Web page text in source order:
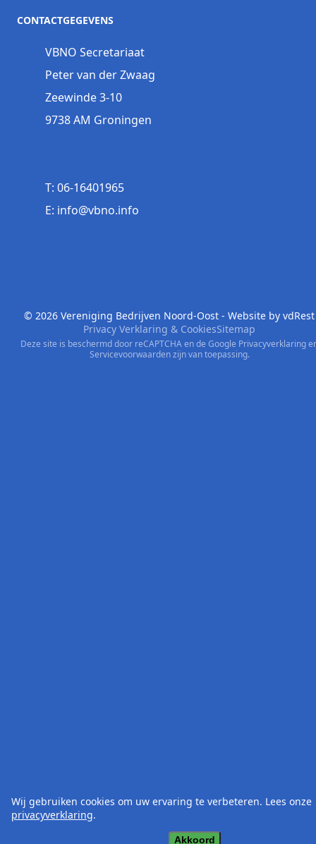
CONTACTGEGEVENS
VBNO Secretariaat
Peter van der Zwaag
Zeewinde 3-10
9738 AM Groningen
T: 06-16401965
E: info@vbno.info
© 2026 Vereniging Bedrijven Noord-Oost - Website by vdRest
Privacy Verklaring & CookiesSitemap
Deze site is beschermd door reCAPTCHA en de Google Privacyverklaring
Servicevoorwaardenzijn van toepassing.
Wij gebruiken cookies om uw ervaring te verbeteren. Lees onze
privacyverklaring.
Akkoord